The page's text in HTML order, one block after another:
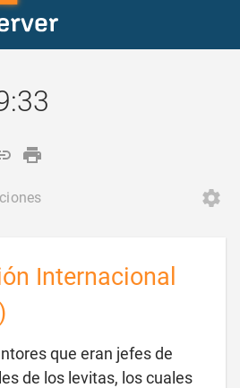
Internacional
que eran jefes de
de los levitas, los cuales